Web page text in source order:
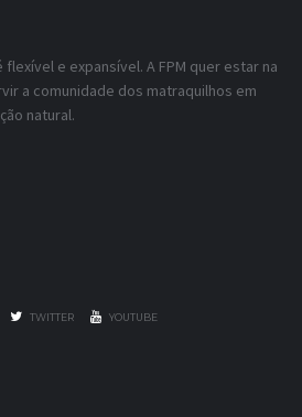
e expansível. A FPM quer estar na
a comunidade dos matraquilhos em
natural.
TWITTER YOUTUBE